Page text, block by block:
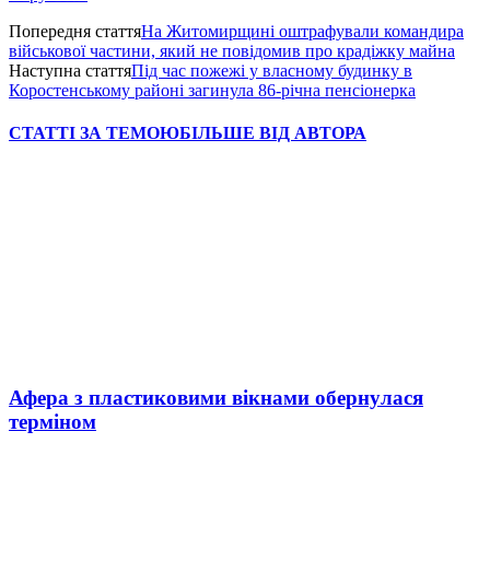
Попередня статтяНа Житомирщині оштрафували командира
військової частини, який не повідомив про крадіжку майна
Наступна статтяПід час пожежі у власному будинку в
Коростенському районі загинула 86-річна пенсіонерка
СТАТТІ ЗА ТЕМОЮБІЛЬШЕ ВІД АВТОРА
Афера з пластиковими вікнами обернулася
терміном